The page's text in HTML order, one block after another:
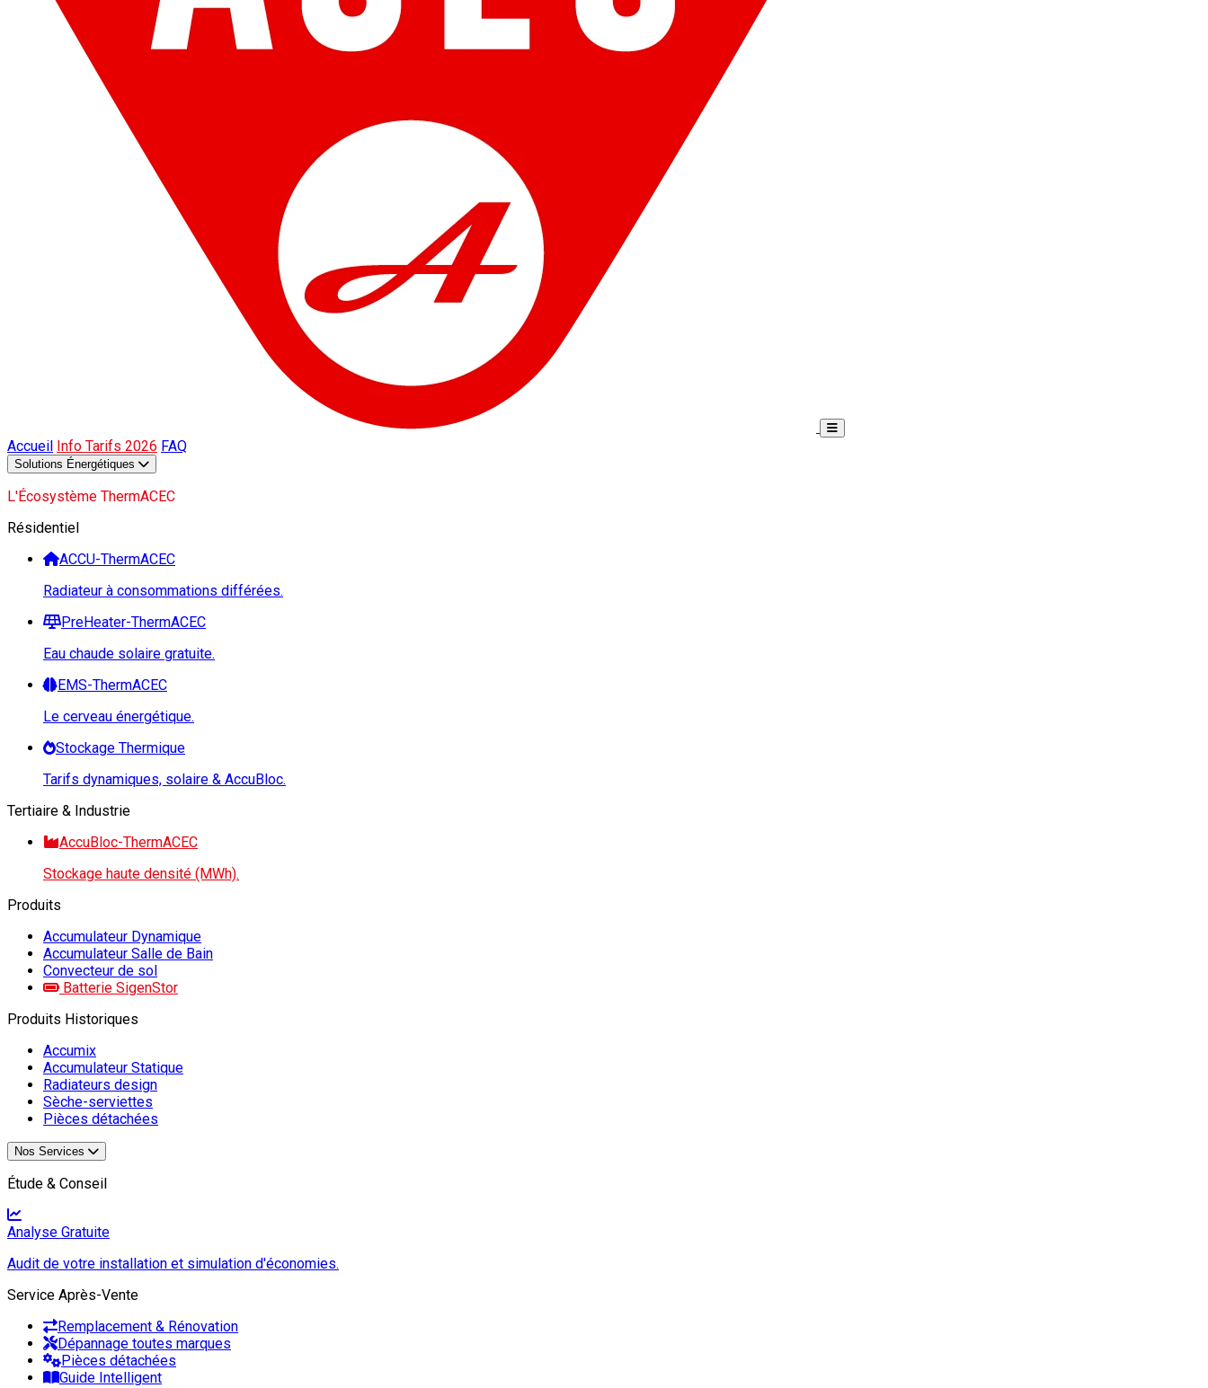
Accueil Info Tarifs 2026 FAQ
Solutions Énergétiques
L'Écosystème ThermACEC
Résidentiel
ACCU-ThermACEC
Radiateur à consommations différées.
PreHeater-ThermACEC
Eau chaude solaire gratuite.
EMS-ThermACEC
Le cerveau énergétique.
Stockage Thermique
Tarifs dynamiques, solaire & AccuBloc.
Tertiaire & Industrie
AccuBloc-ThermACEC
Stockage haute densité (MWh).
Produits
Accumulateur Dynamique
Accumulateur Salle de Bain
Convecteur de sol
Batterie SigenStor
Produits Historiques
Accumix
Accumulateur Statique
Radiateurs design
Sèche-serviettes
Pièces détachées
Nos Services
Étude & Conseil
Analyse Gratuite
Audit de votre installation et simulation d'économies.
Service Après-Vente
Remplacement & Rénovation
Dépannage toutes marques
Pièces détachées
Guide Intelligent